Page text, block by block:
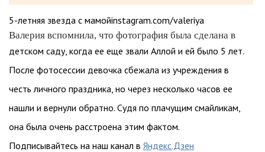
5-летняя звезда с мамойinstagram.com/valeriya
Валерия вспомнила, что фотография была сделана в
детском саду, когда ее еще звали Аллой и ей было 5 лет.
После фотосессии девочка сбежала из учреждения в
честь личного праздника, но через несколько часов ее
нашли и вернули обратно. Судя по плачущим смайликам,
она была очень расстроена этим фактом.
Подписывайтесь на наш канал в Яндекс.Дзен